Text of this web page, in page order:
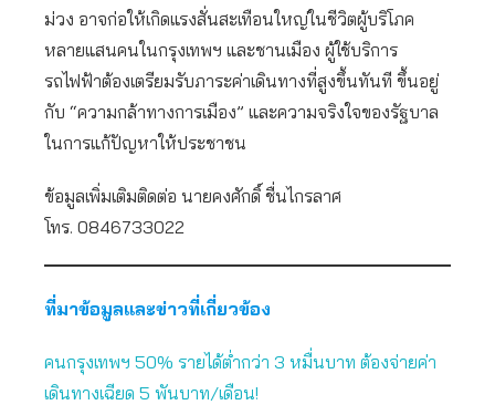
ม่วง อาจก่อให้เกิดแรงสั่นสะเทือนใหญ่ในชีวิตผู้บริโภค
หลายแสนคนในกรุงเทพฯ และชานเมือง ผู้ใช้บริการ
รถไฟฟ้าต้องเตรียมรับภาระค่าเดินทางที่สูงขึ้นทันที ขึ้นอยู่
กับ “ความกล้าทางการเมือง” และความจริงใจของรัฐบาล
ในการแก้ปัญหาให้ประชาชน
ข้อมูลเพิ่มเติมติดต่อ นายคงศักดิ์ ชื่นไกรลาศ
โทร. 0846733022
ที่มาข้อมูลและข่าวที่เกี่ยวข้อง
คนกรุงเทพฯ 50% รายได้ต่ำกว่า 3 หมื่นบาท ต้องจ่ายค่า
เดินทางเฉียด 5 พันบาท/เดือน!